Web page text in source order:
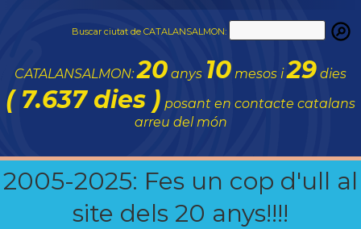
Buscar ciutat de CATALANSALMON:
CATALANSALMON:20 anys 10 mesos i29 dies
( 7.637 dies ) posant en contacte catalans
arreu del món
2005-2025: Fes un cop d'ull al
site dels 20 anys!!!!